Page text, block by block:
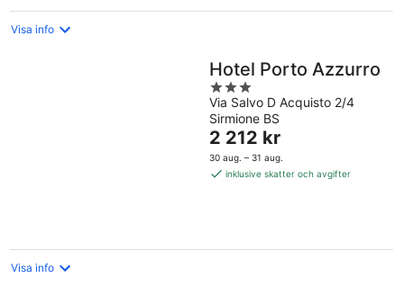
Visa info
Hotel Porto Azzurro
3
out
of
5
Via Salvo D Acquisto 2/4
Sirmione BS
Priset
är
2 212 kr
2 212 kr
30 aug. – 31 aug.
inklusive skatter och avgifter
Visa info